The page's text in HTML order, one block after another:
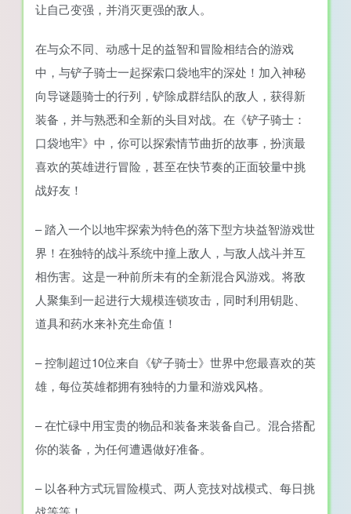
让自己变强，并消灭更强的敌人。
在与众不同、动感十足的益智和冒险相结合的游戏
中，与铲子骑士一起探索口袋地牢的深处！加入神秘
向导谜题骑士的行列，铲除成群结队的敌人，获得新
装备，并与熟悉和全新的头目对战。在《铲子骑士：
口袋地牢》中，你可以探索情节曲折的故事，扮演最
喜欢的英雄进行冒险，甚至在快节奏的正面较量中挑
战好友！
– 踏入一个以地牢探索为特色的落下型方块益智游戏世
界！在独特的战斗系统中撞上敌人，与敌人战斗并互
相伤害。这是一种前所未有的全新混合风游戏。将敌
人聚集到一起进行大规模连锁攻击，同时利用钥匙、
道具和药水来补充生命值！
– 控制超过10位来自《铲子骑士》世界中您最喜欢的英
雄，每位英雄都拥有独特的力量和游戏风格。
– 在忙碌中用宝贵的物品和装备来装备自己。混合搭配
你的装备，为任何遭遇做好准备。
– 以各种方式玩冒险模式、两人竞技对战模式、每日挑